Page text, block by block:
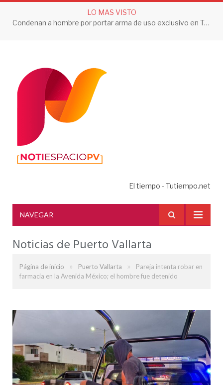
LO MAS VISTO
Condenan a hombre por portar arma de uso exclusivo en Tepic
El tiempo - Tutiempo.net
NAVEGAR
Noticias de Puerto Vallarta
Página de inicio » Puerto Vallarta »
Pareja intenta robar en
farmacia en la Avenida México; el hombre fue detenido